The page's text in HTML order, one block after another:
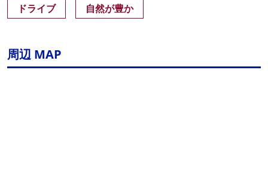
ドライブ 自然が豊か
周辺 MAP